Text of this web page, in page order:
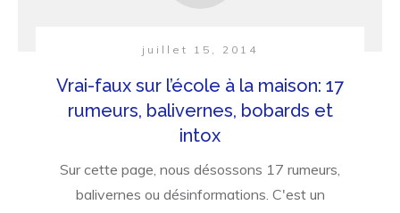
juillet 15, 2014
Vrai-faux sur l’école à la maison: 17
rumeurs, balivernes, bobards et
intox
Sur cette page, nous désossons 17 rumeurs,
balivernes ou désinformations. C'est un